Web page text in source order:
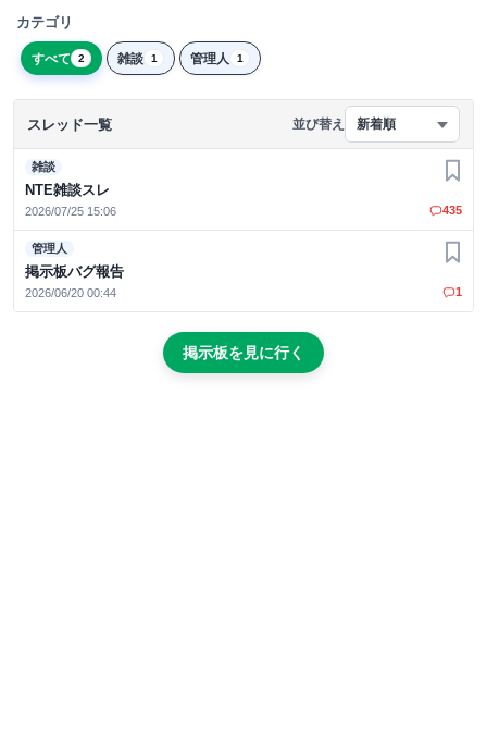
カテゴリ
すべて 2 雑談 1 管理人 1
スレッド一覧 並び替え 新着順
雑談
NTE雑談スレ
2026/07/25 15:06
お気
435
管理人
掲示板バグ報告
2026/06/20 00:44
お気
1
掲示板を見に行く